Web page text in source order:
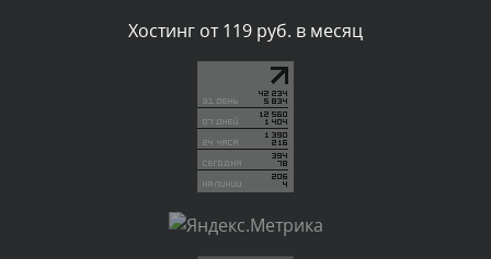
Комментарий проверяется
Текст комментария будет виден после проверки
Комментарий проверяется
Текст комментария будет виден после проверки
администратором.
Хостинг от 119 руб. в месяц